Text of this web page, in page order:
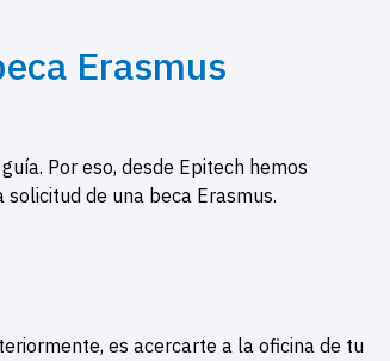
Erasmus
Por eso, desde Epitech hemos
de una beca Erasmus.
es acercarte a la oficina de tu